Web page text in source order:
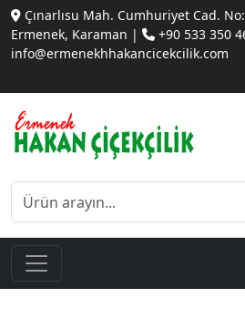
Çınarlısu Mah. Cumhuriyet Cad.
Ermenek, Karaman |
+90 533 350
info@ermenekhhakancicekcilik.com